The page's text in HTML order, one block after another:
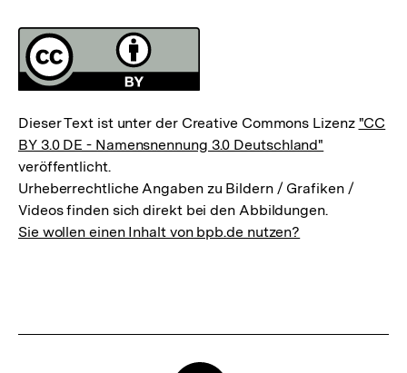
Fussnoten
Lizenz
Dieser Text ist unter der Creative Commons Lizenz "CC
BY 3.0 DE - Namensnennung 3.0 Deutschland"
veröffentlicht.
Urheberrechtliche Angaben zu Bildern / Grafiken /
Videos finden sich direkt bei den Abbildungen.
Sie wollen einen Inhalt von bpb.de nutzen?